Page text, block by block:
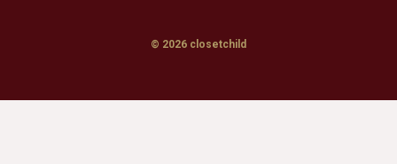
© 2026 closetchild